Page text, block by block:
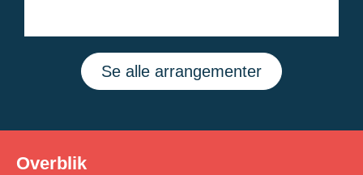
Se alle arrangementer
Overblik